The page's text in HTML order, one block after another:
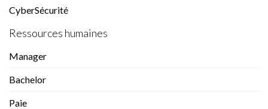
CyberSécurité
Ressources humaines
Manager
Bachelor
Paie